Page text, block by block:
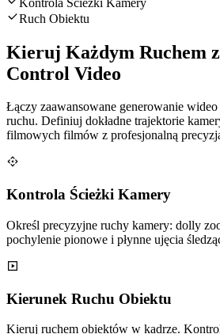
Ruch Obiektu
Kieruj Każdym Ruchem
Control Video
Łączy zaawansowane generowanie
ruchu. Definiuj dokładne trajektorie
filmowych filmów z profesjonalną
Kontrola Ścieżki Kamery
Określ precyzyjne ruchy kamery: dolly
pochylenie pionowe i płynne ujęcia
Kierunek Ruchu Obiektu
Kieruj ruchem obiektów w kadrze.